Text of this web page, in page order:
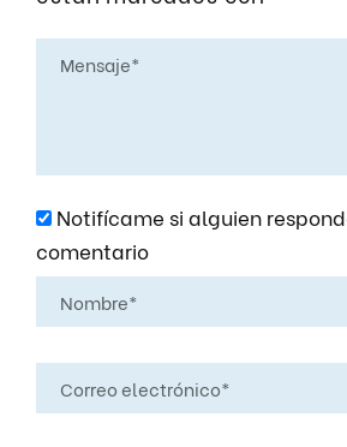
Notifícame si alguien
comentario